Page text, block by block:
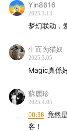
当然这个也并
餐厅开业，餐
面评价，直到
菜馆选择和食
力，但她说这
* 嘉宾：Magic
* 主持：Trace
Yin8616
2025.3.13
梦幻联动，
生而为猫奴
2025.3.05
Magic真係
蘇麗珍
2025.4.05
00:36 竟然
客！